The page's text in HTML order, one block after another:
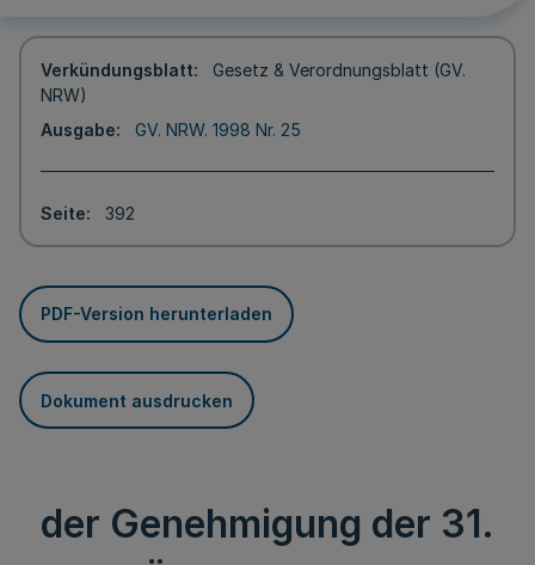
Verkündungsblatt
Gesetz & Verordnungsblatt (GV.
NRW)
Ausgabe
GV. NRW. 1998 Nr. 25
Seite 392
PDF-Version herunterladen
Dokument ausdrucken
der Genehmigung der 31.